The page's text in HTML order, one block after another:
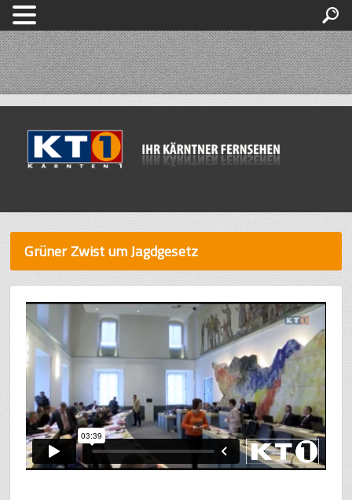
Grüner Zwist um Jagdgesetz